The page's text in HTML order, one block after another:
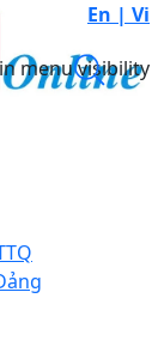
En | Vi
menu visibility